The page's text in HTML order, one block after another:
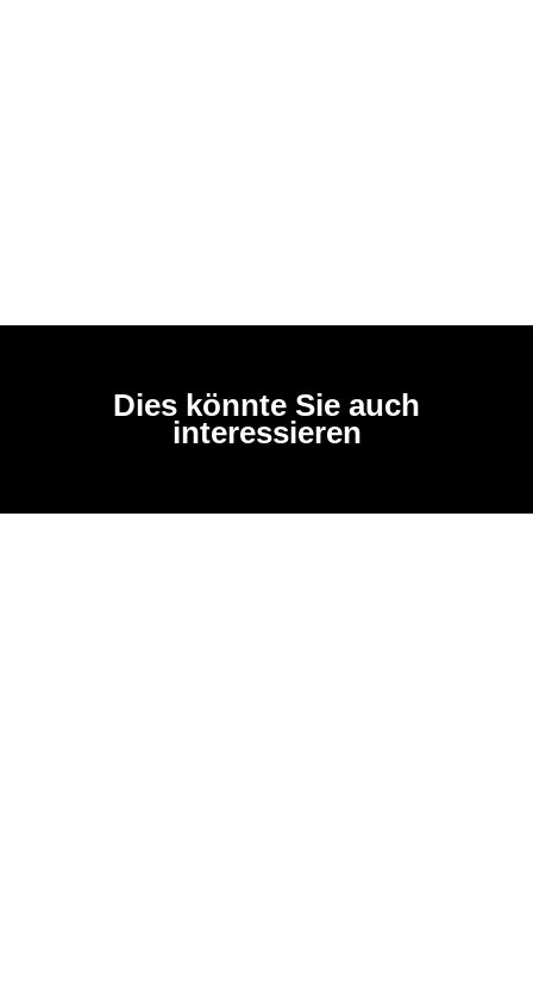
Dies könnte Sie auch
interessieren